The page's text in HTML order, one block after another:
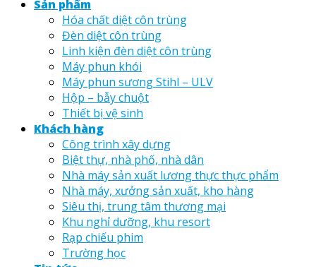
Sản phẩm
Hóa chất diệt côn trùng
Đèn diệt côn trùng
Linh kiện đèn diệt côn trùng
Máy phun khói
Máy phun sương Stihl – ULV
Hộp – bẫy chuột
Thiết bị vệ sinh
Khách hàng
Công trình xây dựng
Biệt thự, nhà phố, nhà dân
Nhà máy sản xuất lương thực thực phẩm
Nhà máy, xưởng sản xuất, kho hàng
Siêu thị, trung tâm thương mại
Khu nghỉ dưỡng, khu resort
Rạp chiếu phim
Trường học